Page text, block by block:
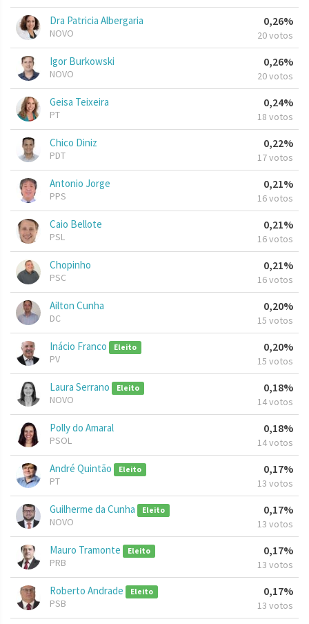
Dra Patricia Albergaria
NOVO
0,26%
20 votos
Igor Burkowski
NOVO
0,26%
20 votos
Geisa Teixeira
PT
0,24%
18 votos
Chico Diniz
PDT
0,22%
17 votos
Antonio Jorge
PPS
0,21%
16 votos
Caio Bellote
PSL
0,21%
16 votos
Chopinho
PSC
0,21%
16 votos
Ailton Cunha
DC
0,20%
15 votos
Inácio Franco Eleito
PV
0,20%
15 votos
Laura Serrano Eleito
NOVO
0,18%
14 votos
Polly do Amaral
PSOL
0,18%
14 votos
André Quintão Eleito
PT
0,17%
13 votos
Guilherme da Cunha Eleito
NOVO
0,17%
13 votos
Mauro Tramonte Eleito
PRB
0,17%
13 votos
Roberto Andrade Eleito
PSB
0,17%
13 votos